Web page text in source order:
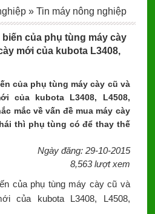
của phụ tùng máy cày
mới của kubota L3408,
của phụ tùng máy cày cũ và
của kubota L3408, L4508,
mắc về vấn đề mua máy cày
thì phụ tùng có để thay thế
Ngày đăng: 29-10-2015
8,563 lượt xem
của phụ tùng máy cày cũ và
của kubota L3408, L4508,
» Tin máy nông nghiệp